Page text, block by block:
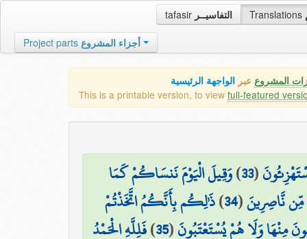
tafasir التفاسيــر Translations
Project parts أجزاء المشروع
المشروع عبر الواجهة الرئيسية
This is a printable version, to view full-featured
(
33
)وَقِيلَ الْيَوْمَ نَنسَاكُمْ كَمَا
نَّاصِرِينَ(
34
)ذَٰلِكُم بِأَنَّكُمُ اتَّخَذْتُمْ
مِنْهَا وَلَا هُمْ يُسْتَعْتَبُونَ(
35
)فَلِلَّهِ الْحَمْدُ